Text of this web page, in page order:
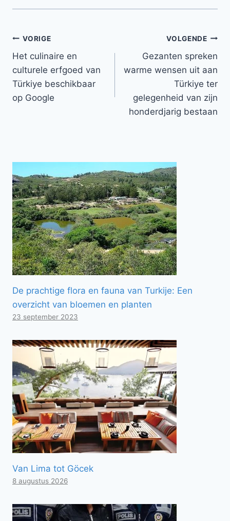
Bericht
navigatie
VORIGE
Het culinaire en
culturele erfgoed van
Türkiye beschikbaar
op Google
VOLGENDE
Gezanten spreken
warme wensen uit aan
Türkiye ter
gelegenheid van zijn
honderdjarig bestaan
De prachtige flora en fauna van Turkije: Een
overzicht van bloemen en planten
23 september 2023
Van Lima tot Göcek
8 augustus 2026